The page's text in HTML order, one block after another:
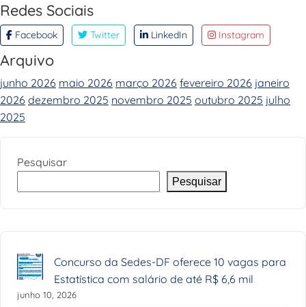
Redes Sociais
Facebook Twitter LinkedIn Instagram
Arquivo
junho 2026 maio 2026 março 2026 fevereiro 2026 janeiro
2026 dezembro 2025 novembro 2025 outubro 2025 julho
2025
Pesquisar
Pesquisar
Concurso da Sedes-DF oferece 10 vagas para
Estatística com salário de até R$ 6,6 mil
junho 10, 2026